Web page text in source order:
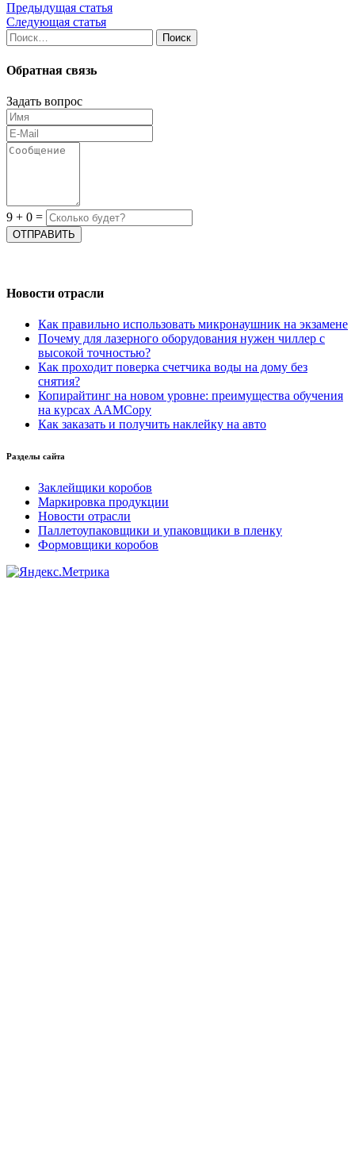
Предыдущая статья
Следующая статья
Найти:
Обратная связь
Задать вопрос
9 + 0 =
Новости отрасли
Как правильно использовать микронаушник на экзамене
Почему для лазерного оборудования нужен чиллер с
высокой точностью?
Как проходит поверка счетчика воды на дому без
снятия?
Копирайтинг на новом уровне: преимущества обучения
на курсах AAMCopy
Как заказать и получить наклейку на авто
Разделы сайта
Заклейщики коробов
Маркировка продукции
Новости отрасли
Паллетоупаковщики и упаковщики в пленку
Формовщики коробов